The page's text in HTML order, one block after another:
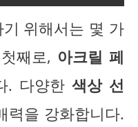
위해서는 몇 가
째로, 아크릴 페
. 다양한 색상 선
력을 강화합니다.